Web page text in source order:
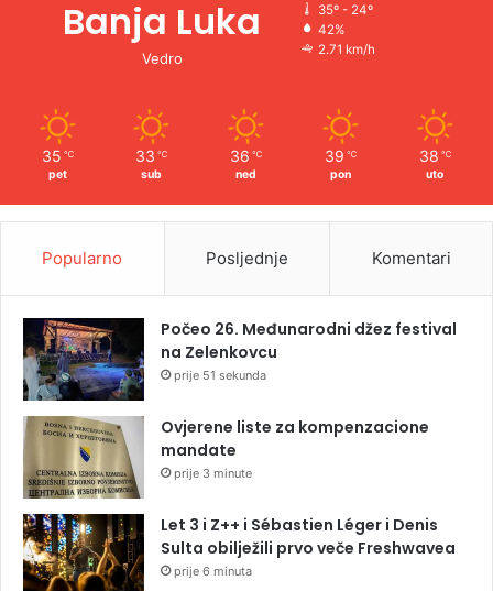
Banja Luka
Vedro
35º - 24º
42%
2.71 km/h
35 ℃
pet
33 ℃
sub
36 ℃
ned
39 ℃
pon
38 ℃
uto
Popularno Posljednje Komentari
Počeo 26. Međunarodni džez festival
na Zelenkovcu
prije 51 sekunda
Ovjerene liste za kompenzacione
mandate
prije 3 minute
Let 3 i Z++ i Sébastien Léger i Denis
Sulta obilježili prvo veče Freshwavea
prije 6 minuta